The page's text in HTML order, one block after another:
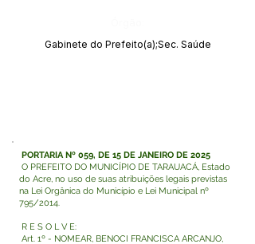
Gabinete do Prefeito(a);Sec. Saúde
PORTARIA Nº 059, DE 15 DE JANEIRO DE 2025
O PREFEITO DO MUNICÍPIO DE TARAUACÁ, Estado
do Acre, no uso de suas atribuições legais previstas
na Lei Orgânica do Município e Lei Municipal nº
795/2014.
R E S O L V E:
Art. 1º - NOMEAR, BENOCI FRANCISCA ARCANJO,